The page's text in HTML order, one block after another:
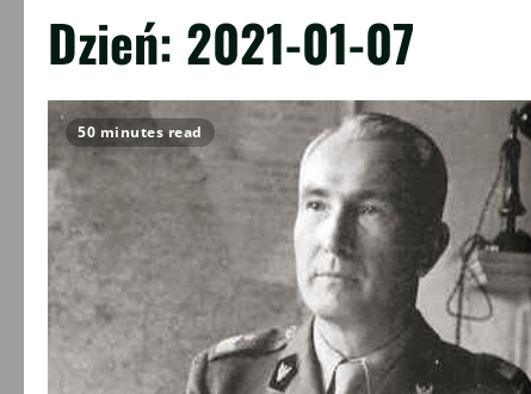
Dzień: 2021-01-07
50 minutes read